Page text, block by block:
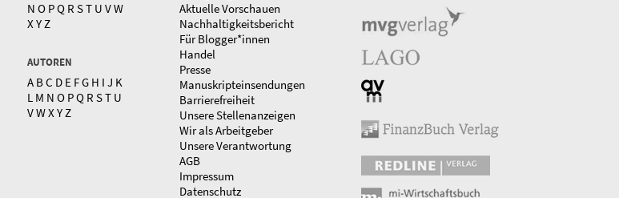
N O PQ R ST U VW
X Y Z
AUTOREN
A BC D E FG H I J K
L M N O PQ R ST U
VWX Y Z
Aktuelle Vorschauen
Nachhaltigkeitsbericht
Für Blogger*innen
Handel
Presse
Manuskripteinsendungen
Barrierefreiheit
Unsere Stellenanzeigen
Wir als Arbeitgeber
Unsere Verantwortung
AGB
Impressum
Datenschutz